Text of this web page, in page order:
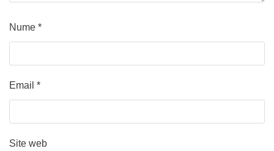
Nume *
Email *
Site web